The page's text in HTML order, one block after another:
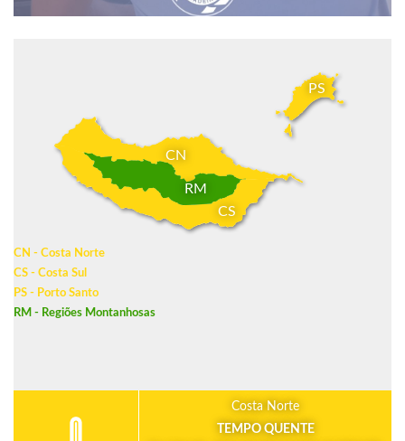
CN
CS
PS
RM
CN - Costa Norte
CS - Costa Sul
PS - Porto Santo
RM - Regiões Montanhosas
Costa Norte
TEMPO QUENTE